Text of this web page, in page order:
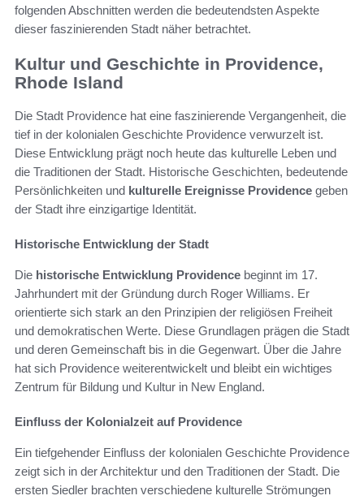
folgenden Abschnitten werden die bedeutendsten Aspekte
dieser faszinierenden Stadt näher betrachtet.
Kultur und Geschichte in Providence,
Rhode Island
Die Stadt Providence hat eine faszinierende Vergangenheit, die
tief in der kolonialen Geschichte Providence verwurzelt ist.
Diese Entwicklung prägt noch heute das kulturelle Leben und
die Traditionen der Stadt. Historische Geschichten, bedeutende
Persönlichkeiten und kulturelle Ereignisse Providence geben
der Stadt ihre einzigartige Identität.
Historische Entwicklung der Stadt
Die historische Entwicklung Providence beginnt im 17.
Jahrhundert mit der Gründung durch Roger Williams. Er
orientierte sich stark an den Prinzipien der religiösen Freiheit
und demokratischen Werte. Diese Grundlagen prägen die Stadt
und deren Gemeinschaft bis in die Gegenwart. Über die Jahre
hat sich Providence weiterentwickelt und bleibt ein wichtiges
Zentrum für Bildung und Kultur in New England.
Einfluss der Kolonialzeit auf Providence
Ein tiefgehender Einfluss der kolonialen Geschichte Providence
zeigt sich in der Architektur und den Traditionen der Stadt. Die
ersten Siedler brachten verschiedene kulturelle Strömungen